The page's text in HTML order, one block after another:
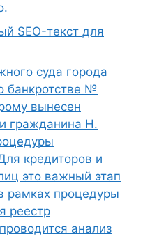
SEO-текст для
суда города
банкротстве №
вынесен
гражданина Н.
кредиторов и
это важный этап
рамках процедуры
реестр
анализ